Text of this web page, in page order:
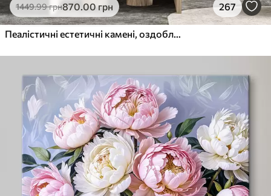
1449.99грн870.00 грн 267
Пеалістичні естетичні камені, оздоблення будинку, природне освітлення